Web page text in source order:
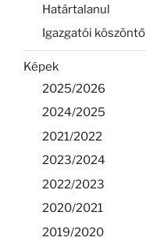
Határtalanul
Igazgatói köszöntő
Képek
2025/2026
2024/2025
2021/2022
2023/2024
2022/2023
2020/2021
2019/2020